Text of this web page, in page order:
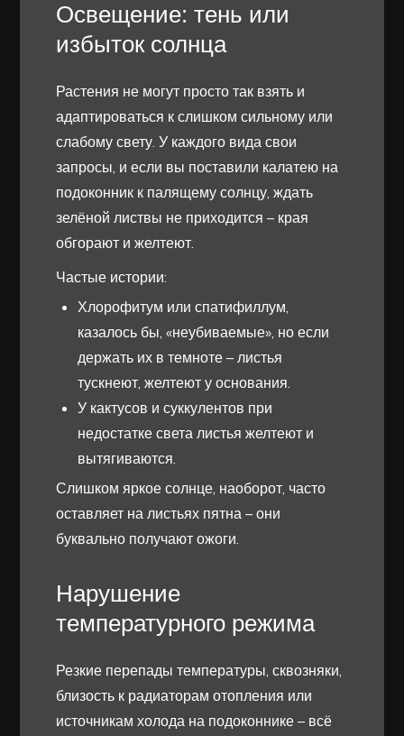
Освещение: тень или
избыток солнца
Растения не могут просто так взять и
адаптироваться к слишком сильному или
слабому свету. У каждого вида свои
запросы, и если вы поставили калатею на
подоконник к палящему солнцу, ждать
зелёной листвы не приходится – края
обгорают и желтеют.
Частые истории:
Хлорофитум или спатифиллум,
казалось бы, «неубиваемые», но если
держать их в темноте – листья
тускнеют, желтеют у основания.
У кактусов и суккулентов при
недостатке света листья желтеют и
вытягиваются.
Слишком яркое солнце, наоборот, часто
оставляет на листьях пятна – они
буквально получают ожоги.
Нарушение
температурного режима
Резкие перепады температуры, сквозняки,
близость к радиаторам отопления или
источникам холода на подоконнике – всё